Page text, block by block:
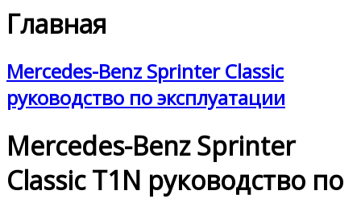
Главная
Mercedes-Benz Sprinter Classic
руководство по эксплуатации
Mercedes-Benz Sprinter
Classic T1N руководство по